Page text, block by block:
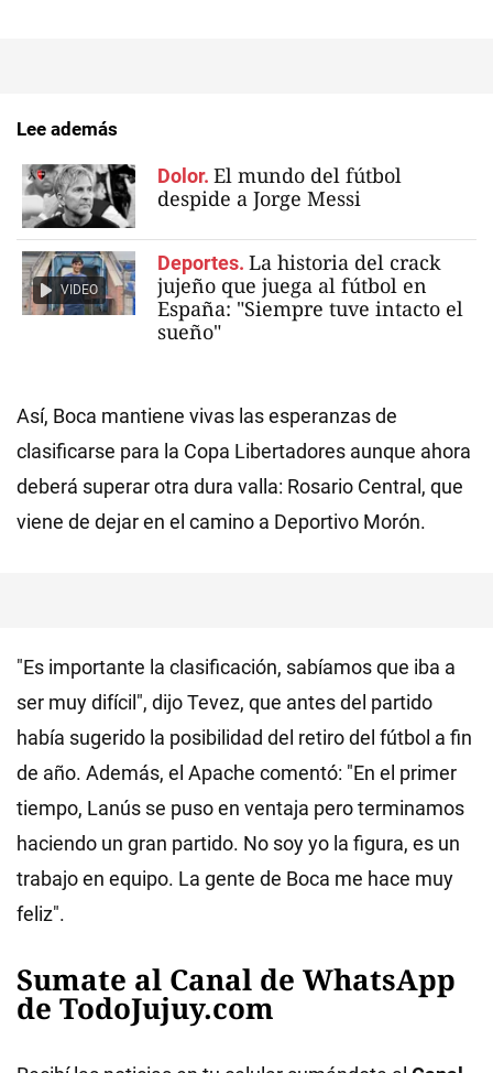
Lee además
Dolor. El mundo del fútbol
despide a Jorge Messi
VIDEO
Deportes. La historia del crack
jujeño que juega al fútbol en
España: "Siempre tuve intacto el
sueño"
Así, Boca mantiene vivas las esperanzas de
clasificarse para la Copa Libertadores aunque ahora
deberá superar otra dura valla: Rosario Central, que
viene de dejar en el camino a Deportivo Morón.
"Es importante la clasificación, sabíamos que iba a
ser muy difícil", dijo Tevez, que antes del partido
había sugerido la posibilidad del retiro del fútbol a fin
de año. Además, el Apache comentó: "En el primer
tiempo, Lanús se puso en ventaja pero terminamos
haciendo un gran partido. No soy yo la figura, es un
trabajo en equipo. La gente de Boca me hace muy
feliz".
Sumate al Canal de WhatsApp
de TodoJujuy.com